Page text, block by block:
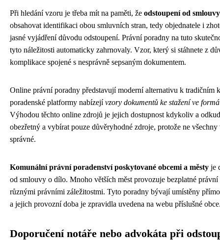
Při hledání vzoru je třeba mít na paměti, že odstoupení od
obsahovat identifikaci obou smluvních stran, tedy objednatele i
jasné vyjádření důvodu odstoupení. Právní poradny na tuto
tyto náležitosti automaticky zahrnovaly. Vzor, který si stáhnete z
komplikace spojené s nesprávně sepsaným dokumentem.
Online právní poradny představují moderní alternativu k tradičním
poradenské platformy nabízejívzory dokumentů ke stažení ve
Výhodou těchto online zdrojů je jejich dostupnost kdykoliv a
obezřetný a vybírat pouze důvěryhodné zdroje, protože ne
správné.
Komunální právní poradenství poskytované obcemi a městy je
od smlouvy o dílo. Mnoho větších měst provozuje bezplatné
různými právními záležitostmi. Tyto poradny bývají umístěny
a jejich provozní doba je zpravidla uvedena na webu příslušné
Doporučení notáře nebo advokáta při